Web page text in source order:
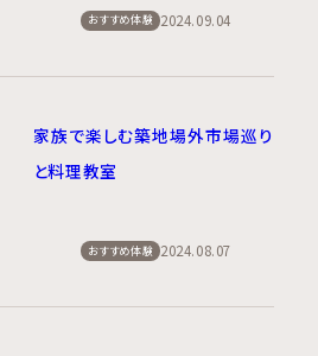
おすすめ体験 2024.09.04
家族で楽しむ築地場外市場巡り
と料理教室
おすすめ体験 2024.08.07